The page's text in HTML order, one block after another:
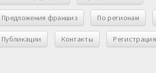
Предложения франшиз По регионам
Публикации Контакты Регистрация